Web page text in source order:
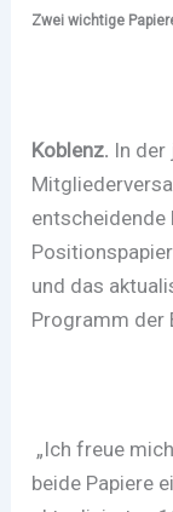
Zwei wichtige
Koblenz. In
entscheidende
und das
Programm der
„Ich freue
beide Papiere